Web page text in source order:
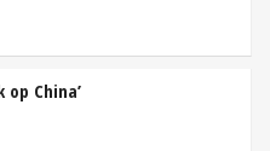
op China’